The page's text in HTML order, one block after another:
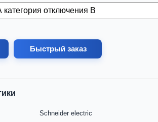
Быстрый заказ
Schneider electric